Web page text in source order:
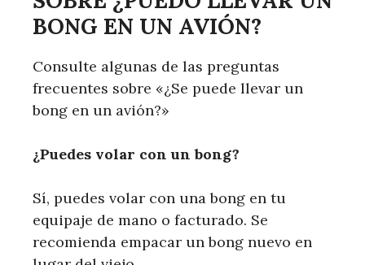
BONG EN UN AVIÓN?
Consulte algunas de las preguntas
frecuentes sobre «¿Se puede llevar un
bong en un avión?»
¿Puedes volar con un bong?
Sí, puedes volar con una bong en tu
equipaje de mano o facturado. Se
recomienda empacar un bong nuevo en